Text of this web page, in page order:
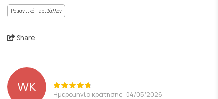
Ρομαντικό Περιβάλλον
Share
WK Ημερομηνία κράτησης: 04/05/2026